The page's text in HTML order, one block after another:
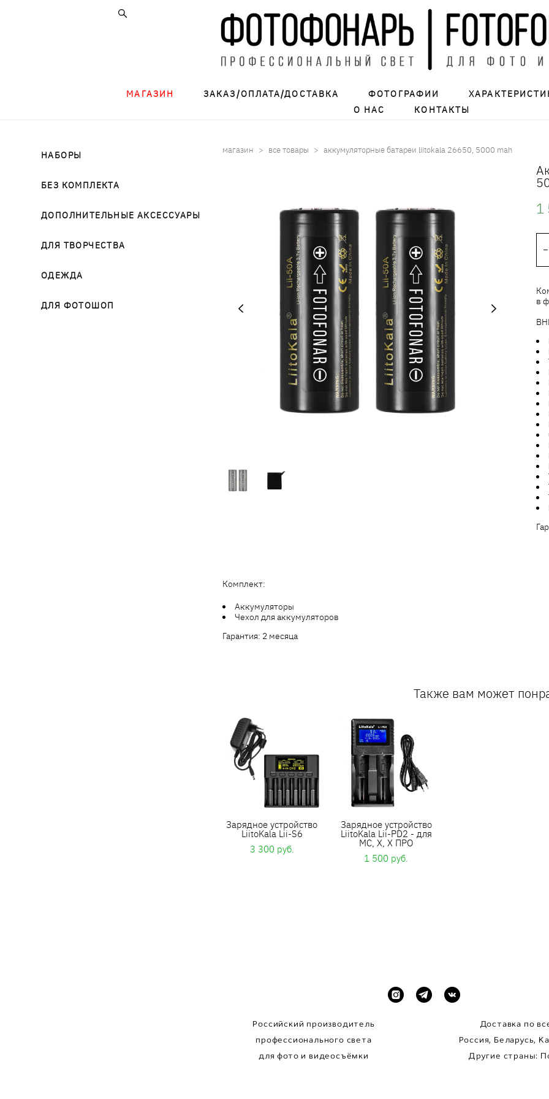
МАГАЗИН ЗАКАЗ/ОПЛАТА/ДОСТАВКА ФОТОГРАФИИ
О НАС
КОНТАКТЫ
НАБОРЫ
БЕЗ КОМПЛЕКТА
ДОПОЛНИТЕЛЬНЫЕ АКСЕССУАРЫ
ДЛЯ ТВОРЧЕСТВА
ОДЕЖДА
ДЛЯ ФОТОШОП
магазин > все товары > аккумуляторные батареи liitokala 26650, 5000 mah
1
в
Комплект:
Аккумуляторы
Чехол для аккумуляторов
Гарантия: 2 месяца
Также вам может
Зарядное устройство
LiitoKala Lii-S6
3 300 pуб.
Зарядное устройство
LiitoKala Lii-PD2 - для
МС, Х, Х ПРО
1 500 pуб.
Российский производитель
профессионального света
для фото и видеосъёмки
Доставка по
Россия, Беларусь,
Другие страны: